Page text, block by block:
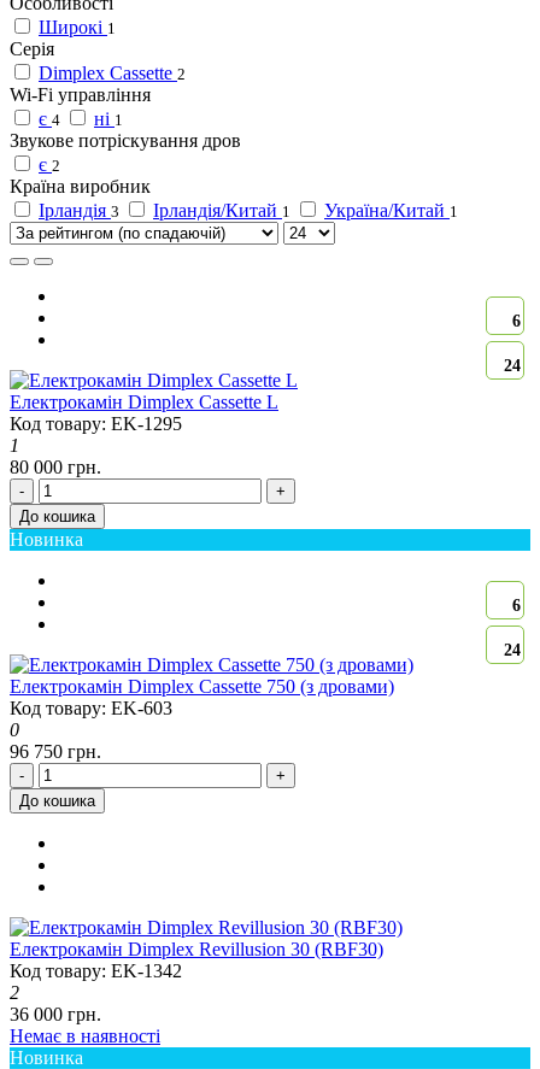
Широкі 1
Серія
Dimplex Cassette 2
Wi-Fi управління
є 4 ні 1
Звукове потріскування дров
є 2
Країна виробник
Ірландія 3 Ірландія/Китай 1 Україна/Китай 1
6
24
Електрокамін Dimplex Cassette L
Код товару: EK-1295
1
80 000 грн.
-
+
До кошика
Новинка
6
24
Електрокамін Dimplex Cassette 750 (з дровами)
Код товару: EK-603
0
96 750 грн.
-
+
До кошика
Електрокамін Dimplex Revillusion 30 (RBF30)
Код товару: EK-1342
2
36 000 грн.
Немає в наявності
Новинка